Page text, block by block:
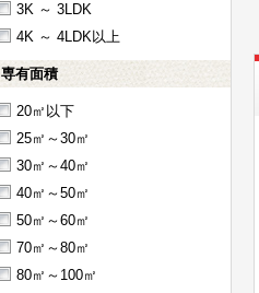
3K ～ 3LDK
4K ～ 4LDK以上
専有面積
20㎡以下
25㎡～30㎡
30㎡～40㎡
40㎡～50㎡
50㎡～60㎡
70㎡～80㎡
80㎡～100㎡